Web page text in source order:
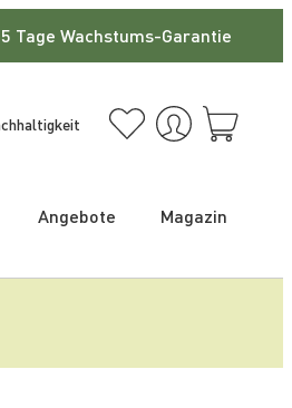
Tage Wachstums-Garantie
Angebote Magazin